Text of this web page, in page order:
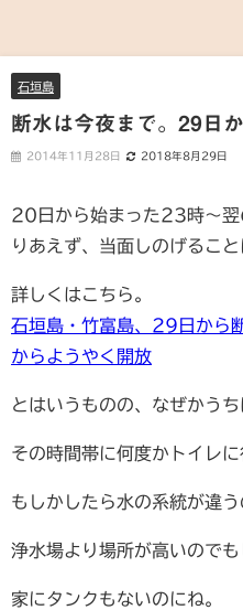
石垣島
断水は今夜まで。29日
2014年11月28日 2018年8月29日
20日から始まった23時～翌
りあえず、当面しのげること
詳しくはこちら。
石垣島・竹富島、29日から
からようやく開放
とはいうものの、なぜかうち
その時間帯に何度かトイレに
もしかしたら水の系統が違
浄水場より場所が高いので
家にタンクもないのにね。